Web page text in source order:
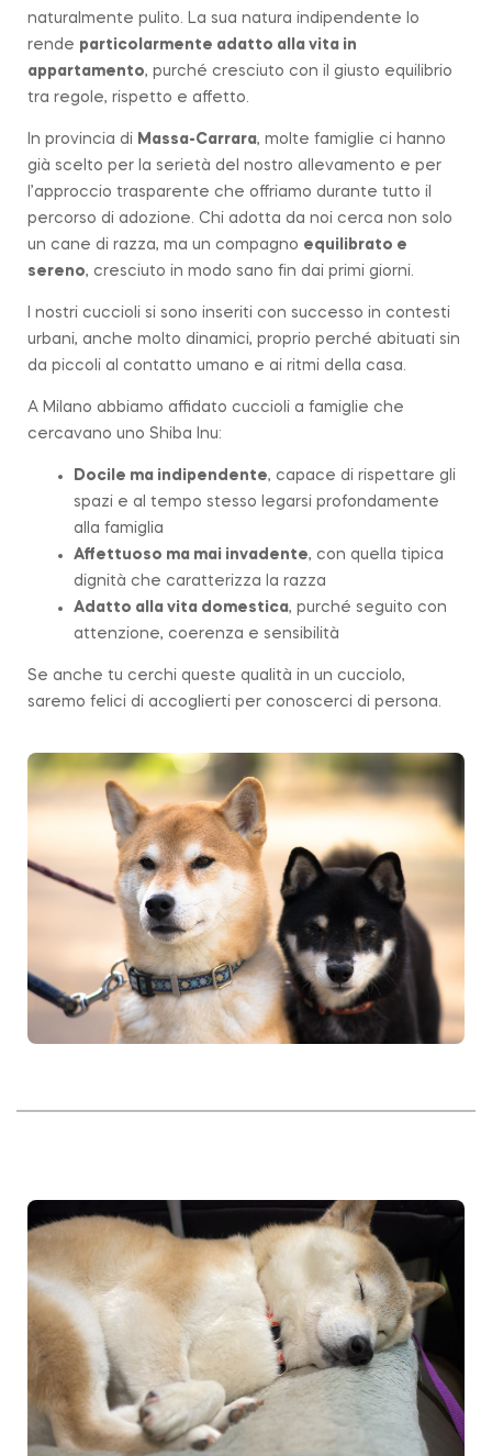
naturalmente pulito. La sua natura indipendente lo
rende particolarmente adatto alla vita in
appartamento, purché cresciuto con il giusto equilibrio
tra regole, rispetto e affetto.
In provincia di Massa-Carrara, molte famiglie ci hanno
già scelto per la serietà del nostro allevamento e per
l’approccio trasparente che offriamo durante tutto il
percorso di adozione. Chi adotta da noi cerca non solo
un cane di razza, ma un compagno equilibrato e
sereno, cresciuto in modo sano fin dai primi giorni.
I nostri cuccioli si sono inseriti con successo in contesti
urbani, anche molto dinamici, proprio perché abituati sin
da piccoli al contatto umano e ai ritmi della casa.
A Milano abbiamo affidato cuccioli a famiglie che
cercavano uno Shiba Inu:
Docile ma indipendente, capace di rispettare gli
spazi e al tempo stesso legarsi profondamente
alla famiglia
Affettuoso ma mai invadente, con quella tipica
dignità che caratterizza la razza
Adatto alla vita domestica, purché seguito con
attenzione, coerenza e sensibilità
Se anche tu cerchi queste qualità in un cucciolo,
saremo felici di accoglierti per conoscerci di persona.